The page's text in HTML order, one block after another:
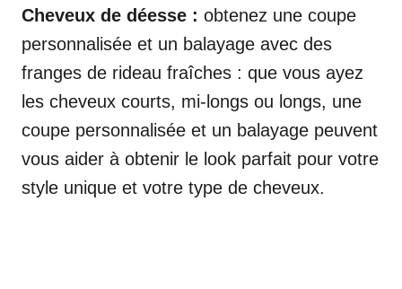
Cheveux de déesse : obtenez une coupe
personnalisée et un balayage avec des
franges de rideau fraîches : que vous ayez
les cheveux courts, mi-longs ou longs, une
coupe personnalisée et un balayage peuvent
vous aider à obtenir le look parfait pour votre
style unique et votre type de cheveux.